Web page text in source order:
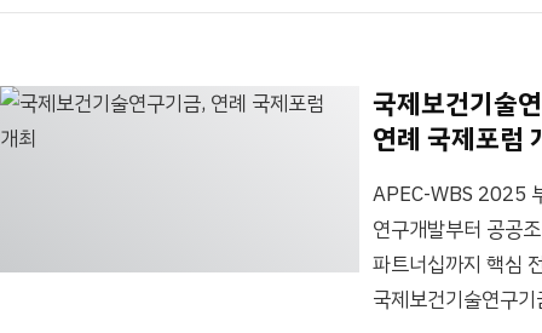
보건 전문가이다.
의약품정책과장,
국제협력담당관,
해외의료사업지원관,
질병관리본부
긴급상황센터장 등
주요 직책을
역임했으며, OECD
참여했습니다. 그는
현장에서 라이브로
세계 모두를 위한 필
보건 의료 기술 개발
중요성을
강조했습니다. 자세
국제보건기술
연례 국제포럼
APEC-WBS 2025
연구개발부터 공공
파트너십까지 핵심
국제보건기술연구